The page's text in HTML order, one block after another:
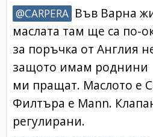
@CARPERA Във Варна
маслата там ще са по-
за поръчка от Англия
защото имам роднини
ми пращат. Маслото е
Филтъра е Mann.
регулирани.